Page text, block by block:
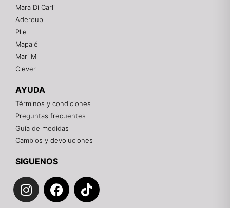
Mara Di Carli
Adereup
Plie
Mapalé
Mari M
Clever
AYUDA
Términos y condiciones
Preguntas frecuentes
Guía de medidas
Cambios y devoluciones
SIGUENOS
I
n
F
a
T
i
¡Hola! 👋
Gracias por visitarnos. Te asesoramos
personalmente con tu compra: tallas, envíos y
pagos.
Recuerda: 10% de descuento en tu primera compra
Contáctanos por el canal que prefieras 💕
WhatsApp
Instagram
Teléfono